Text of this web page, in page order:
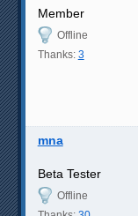
Member
Offline
Thanks: 3
mna
Beta Tester
Offline